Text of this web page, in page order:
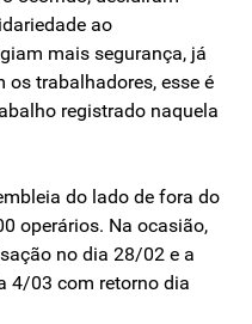
ao
mais segurança, já
os trabalhadores, esse é
registrado naquela
do lado de fora do
operários. Na ocasião,
no dia 28/02 e a
4/03 com retorno dia